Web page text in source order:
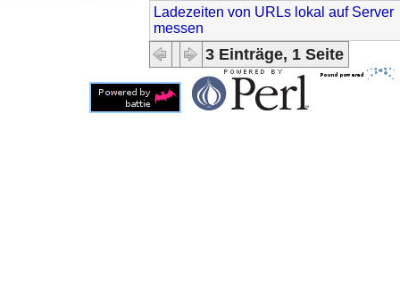
Ladezeiten von URLs lokal auf Server
messen
3 Einträge, 1 Seite